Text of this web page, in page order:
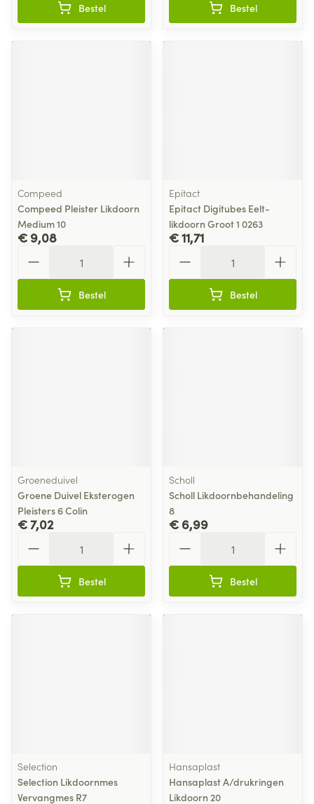
Bestel Bestel
Compeed
Compeed Pleister Likdoorn
Medium 10
€ 9,08
Bestel
Epitact
Epitact Digitubes Eelt-
likdoorn Groot 1 0263
€ 11,71
Bestel
Groeneduivel
Groene Duivel Eksterogen
Pleisters 6 Colin
€ 7,02
Bestel
Scholl
Scholl Likdoornbehandeling
8
€ 6,99
Bestel
Selection
Selection Likdoornmes
Vervangmes R7
Hansaplast
Hansaplast A/drukringen
Likdoorn 20